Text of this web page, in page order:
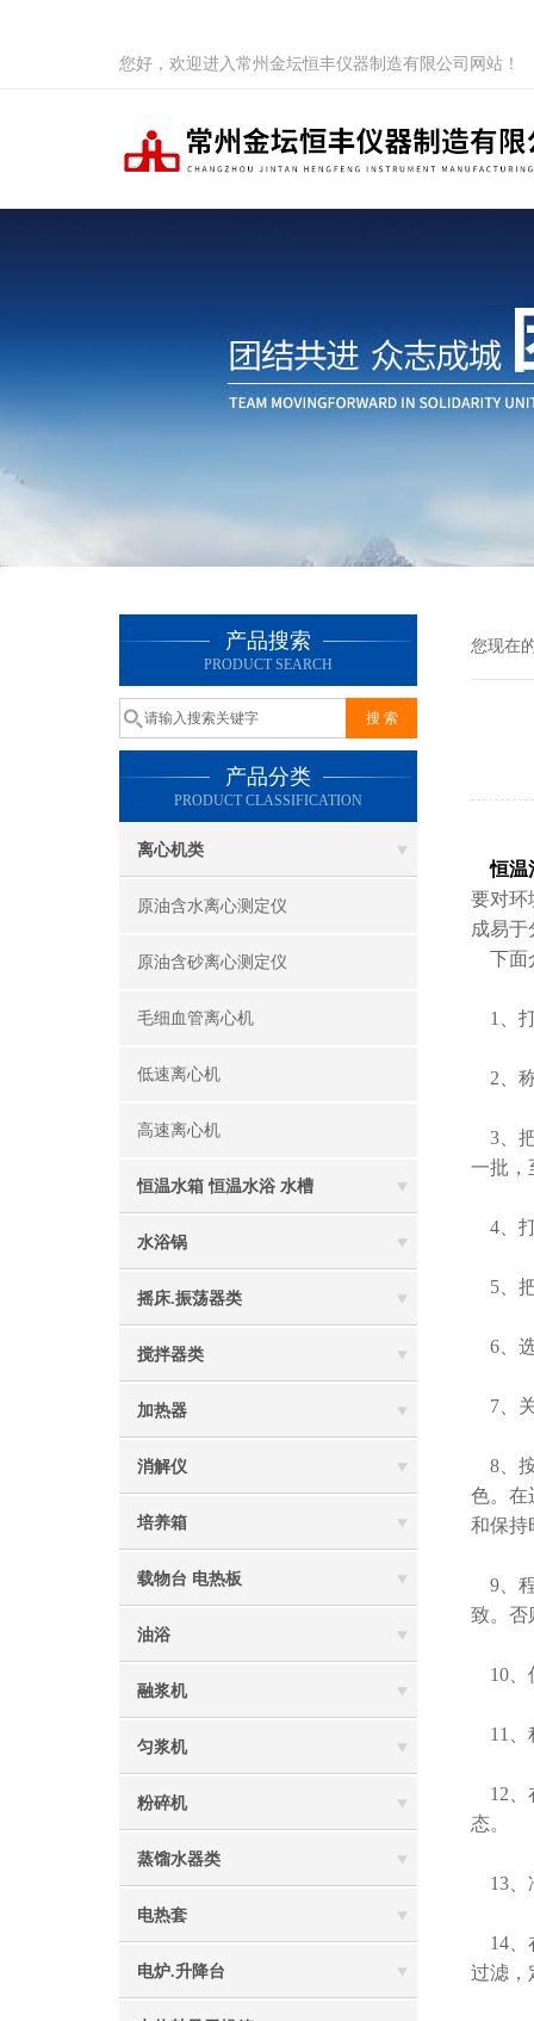
您好，欢迎进入常州金坛恒丰仪器制造有限公司网站！
产品搜索
PRODUCT SEARCH
产品分类
PRODUCT CLASSIFICATION
离心机类
原油含水离心测定仪
原油含砂离心测定仪
毛细血管离心机
低速离心机
高速离心机
恒温水箱 恒温水浴 水槽
水浴锅
摇床.振荡器类
搅拌器类
加热器
消解仪
培养箱
载物台 电热板
油浴
融浆机
匀浆机
粉碎机
蒸馏水器类
电热套
电炉.升降台
您现在
恒温
要对环
成易
下面
1、
2、
3、
一批，
4、
5、
6、
7、
8、
色。在
和保持
9、
致。否
10、
11、
12、
态。
13、
14、
过滤，